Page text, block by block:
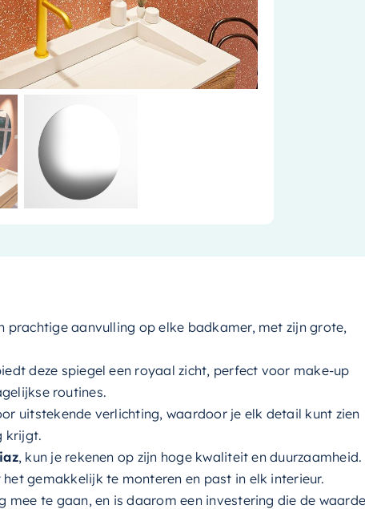
prachtige aanvulling op elke badkamer, met zijn grote,
deze spiegel een royaal zicht, perfect voor make-up
routines.
uitstekende verlichting, waardoor je elk detail kunt zien
krijgt.
, kun je rekenen op zijn hoge kwaliteit en duurzaamheid.
gemakkelijk te monteren en past in elk interieur.
mee te gaan, en is daarom een investering die de waarde